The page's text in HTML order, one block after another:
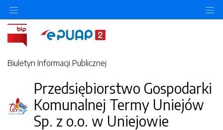
Biuletyn Informacji Publicznej
Przedsiębiorstwo Gospodarki
Komunalnej Termy Uniejów
Sp. z o.o. w Uniejowie